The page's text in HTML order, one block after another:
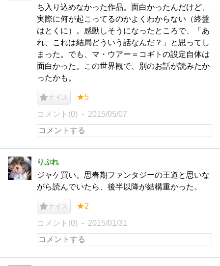
ち入り込めなかった作品。面白かったんだけど、
実際に何が起こってるのかよくわからない（終盤
はとくに）。感動しそうになったところで、「あ
れ、これは結局どういう話なんだ？」と思ってし
まった。でも、マ・ウアー＝コギトの設定自体は
面白かった。この世界観で、別のお話が読みたか
ったかも。
ナイス ★5
コメント(0) 2015/05/07
りぷれ
ジャケ買い。思春期ファンタジーの王道と思いな
がら読んでいたら、後半以降が結構重かった。
ナイス ★2
コメント(0) 2015/01/31